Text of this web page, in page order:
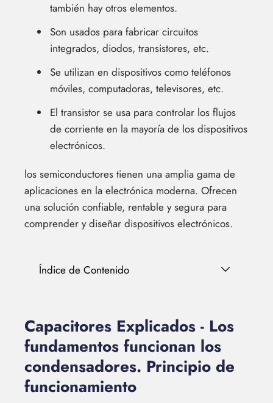
también hay otros elementos.
Son usados para fabricar circuitos
integrados, diodos, transistores, etc.
Se utilizan en dispositivos como teléfonos
móviles, computadoras, televisores, etc.
El transistor se usa para controlar los flujos
de corriente en la mayoría de los dispositivos
electrónicos.
los semiconductores tienen una amplia gama de
aplicaciones en la electrónica moderna. Ofrecen
una solución confiable, rentable y segura para
comprender y diseñar dispositivos electrónicos.
Índice de Contenido
Capacitores Explicados - Los
fundamentos funcionan los
condensadores. Principio de
funcionamiento